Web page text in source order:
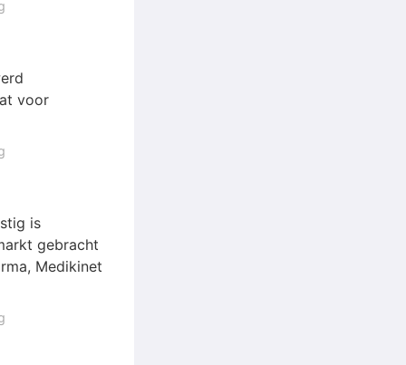
voor
is
gebracht
Medikinet